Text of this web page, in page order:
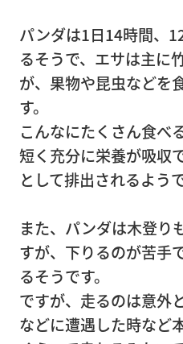
情
報
ト
ピ
ッ
ス
採
用
パンダは1日14時間、
るそうで、エサは主に
が、果物や昆虫などを
す。
こんなにたくさん食べ
短く充分に栄養が吸収
として排出されるようで
また、パンダは木登り
すが、下りるのが苦手
るそうです。
ですが、走るのは意外
などに遭遇した時など